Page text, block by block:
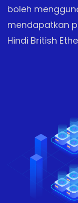
boleh
mendapatkan
Hindi British